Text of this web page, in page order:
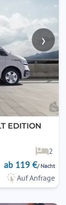
›
EDITION
2
ab 119 €/ Nacht
Auf Anfrage